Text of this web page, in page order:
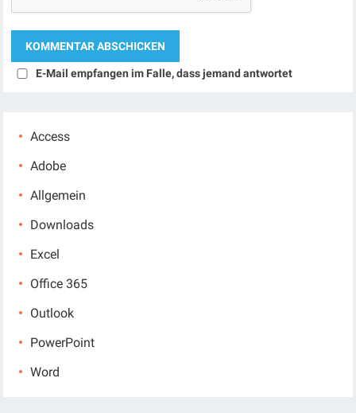
E-Mail empfangen im Falle, dass jemand antwortet
Access
Adobe
Allgemein
Downloads
Excel
Office 365
Outlook
PowerPoint
Word